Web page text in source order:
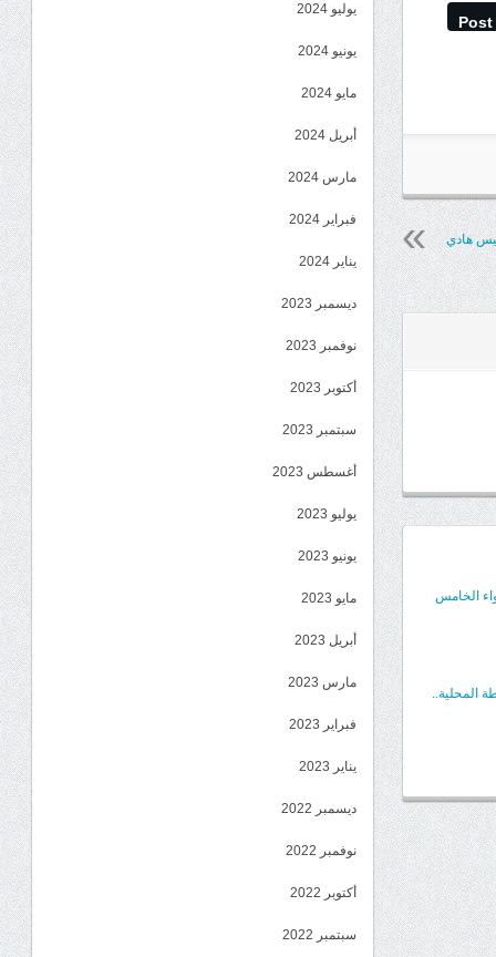
Post
هادي
الخامس
المحلية..
يوليو 2024
يونيو 2024
مايو 2024
أبريل 2024
مارس 2024
فبراير 2024
يناير 2024
ديسمبر 2023
نوفمبر 2023
أكتوبر 2023
سبتمبر 2023
أغسطس 2023
يوليو 2023
يونيو 2023
مايو 2023
أبريل 2023
مارس 2023
فبراير 2023
يناير 2023
ديسمبر 2022
نوفمبر 2022
أكتوبر 2022
سبتمبر 2022